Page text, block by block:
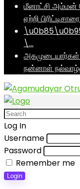
மீனாட்சி அம்மன்
ஏற்றி
\…
அகமுடையார்கள்
நன்னாள்
Log In
Username
Password
Remember me
Login